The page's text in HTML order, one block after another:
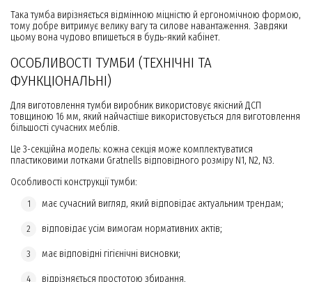
Така тумба вирізняється відмінною міцністю й ергономічною формою,
тому добре витримує велику вагу та силове навантаження. Завдяки
цьому вона чудово впишеться в будь-який кабінет.
ОСОБЛИВОСТІ ТУМБИ (ТЕХНІЧНІ ТА
ФУНКЦІОНАЛЬНІ)
Для виготовлення тумби виробник використовує якісний ДСП
товщиною 16 мм, який найчастіше використовується для виготовлення
більшості сучасних меблів.
Це 3-секційна модель: кожна секція може комплектуватися
пластиковими лотками Gratnells відповідного розміру N1, N2, N3.
Особливості конструкції тумби:
має сучасний вигляд, який відповідає актуальним трендам;
відповідає усім вимогам нормативних актів;
має відповідні гігієнічні висновки;
відрізняється простотою збирання.